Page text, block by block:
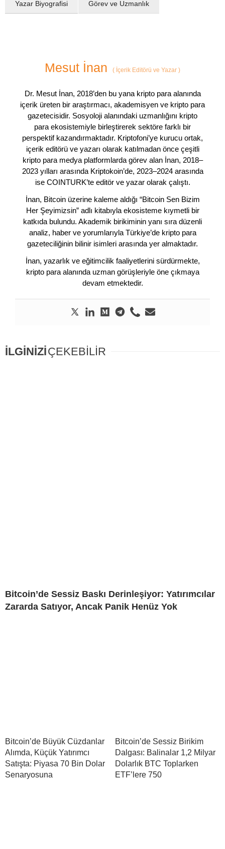
Yazar Biyografisi Görev ve Uzmanlık
Mesut İnan ( İçerik Editörü ve Yazar )
Dr. Mesut İnan, 2018’den bu yana kripto para alanında
içerik üreten bir araştırmacı, akademisyen ve kripto para
gazetecisidir. Sosyoloji alanındaki uzmanlığını kripto
para ekosistemiyle birleştirerek sektöre farklı bir
perspektif kazandırmaktadır. Kriptofoni’ye kurucu ortak,
içerik editörü ve yazarı olarak katılmadan önce çeşitli
kripto para medya platformlarda görev alan İnan, 2018–
2023 yılları arasında Kriptokoin’de, 2023–2024 arasında
ise COINTURK’te editör ve yazar olarak çalıştı.
İnan, Bitcoin üzerine kaleme aldığı “Bitcoin Sen Bizim
Her Şeyimizsin” adlı kitabıyla ekosisteme kıymetli bir
katkıda bulundu. Akademik birikiminin yanı sıra düzenli
analiz, haber ve yorumlarıyla Türkiye’de kripto para
gazeteciliğinin bilinir isimleri arasında yer almaktadır.
İnan, yazarlık ve eğitimcilik faaliyetlerini sürdürmekte,
kripto para alanında uzman görüşleriyle öne çıkmaya
devam etmektedir.
İLGİNİZİÇEKEBİLİR
Bitcoin’de Sessiz Baskı Derinleşiyor: Yatırımcılar
Zararda Satıyor, Ancak Panik Henüz Yok
Bitcoin’de Büyük Cüzdanlar
Alımda, Küçük Yatırımcı
Satışta: Piyasa 70 Bin Dolar
Senaryosuna
Bitcoin’de Sessiz Birikim
Dalgası: Balinalar 1,2 Milyar
Dolarlık BTC Toplarken
ETF’lere 750